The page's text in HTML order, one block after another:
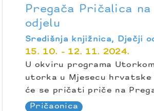
Pregača Pričalica na
odjelu
Središnja knjižnica, Dječji
15. 10. - 12. 11. 2024.
U okviru programa
utorka u Mjesecu hrvatske
će se pričati priče na
Pričaonica